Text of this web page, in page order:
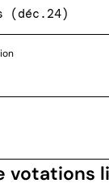
(déc.24)
votations